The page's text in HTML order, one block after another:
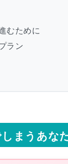
むために
ラン
まうあな